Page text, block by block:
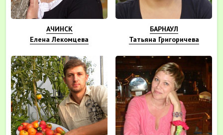
АЧИНСК
Елена Лекомцева
БАРНАУЛ
Татьяна Григоричева